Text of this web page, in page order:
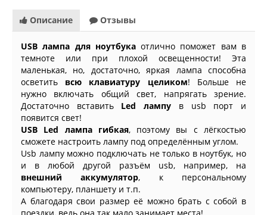
Описание Отзывы
USB лампа для ноутбукаотлично поможет вам в
темноте или при плохой освещенности! Эта
маленькая, но, достаточно, яркая лампа способна
осветить всю клавиатуру целиком! Больше не
нужно включать общий свет, напрягать зрение.
Достаточно вставить Led лампу в usb порт и
появится свет!
USB Led лампа гибкая, поэтому вы с лёгкостью
сможете настроить лампу под определённым углом.
Usb лампу можно подключать не только в ноутбук, но
и в любой другой разъём usb, например, на
внешний аккумулятор, к персональному
компьютеру, планшету и т.п.
А благодаря свои размер её можно брать с собой в